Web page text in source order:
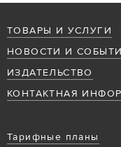
ТОВАРЫ И УСЛУГИ
НОВОСТИ И
ИЗДАТЕЛЬСТВО
КОНТАКТНАЯ
Тарифные планы